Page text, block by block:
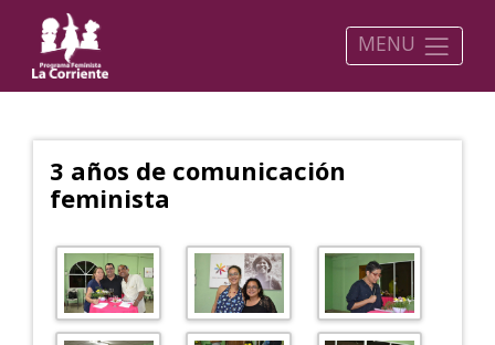
MENU
3 años de comunicación
feminista